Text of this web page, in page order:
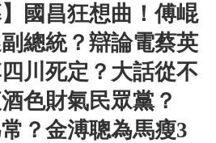
】國昌狂想曲！傅崐
總統？辯論電蔡英
川死定？大話從不
色財氣民眾黨？
？金溥聰為馬瘦3